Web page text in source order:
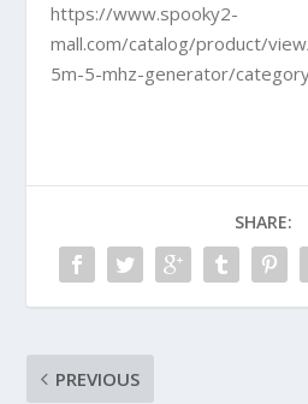
https://www.spooky2-
mall.com/catalog/product/
5m-5-mhz-generator/
SHARE:
PREVIOUS